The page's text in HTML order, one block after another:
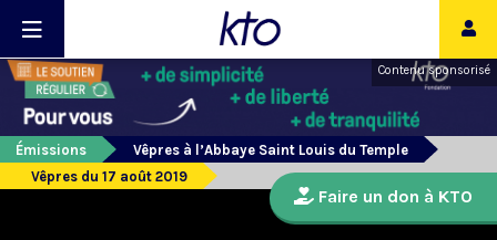
Contenu sponsorisé
Émissions
Vêpres à l’Abbaye Saint Louis du Temple
Vêpres du 17 août 2019
Faire un don à KTO